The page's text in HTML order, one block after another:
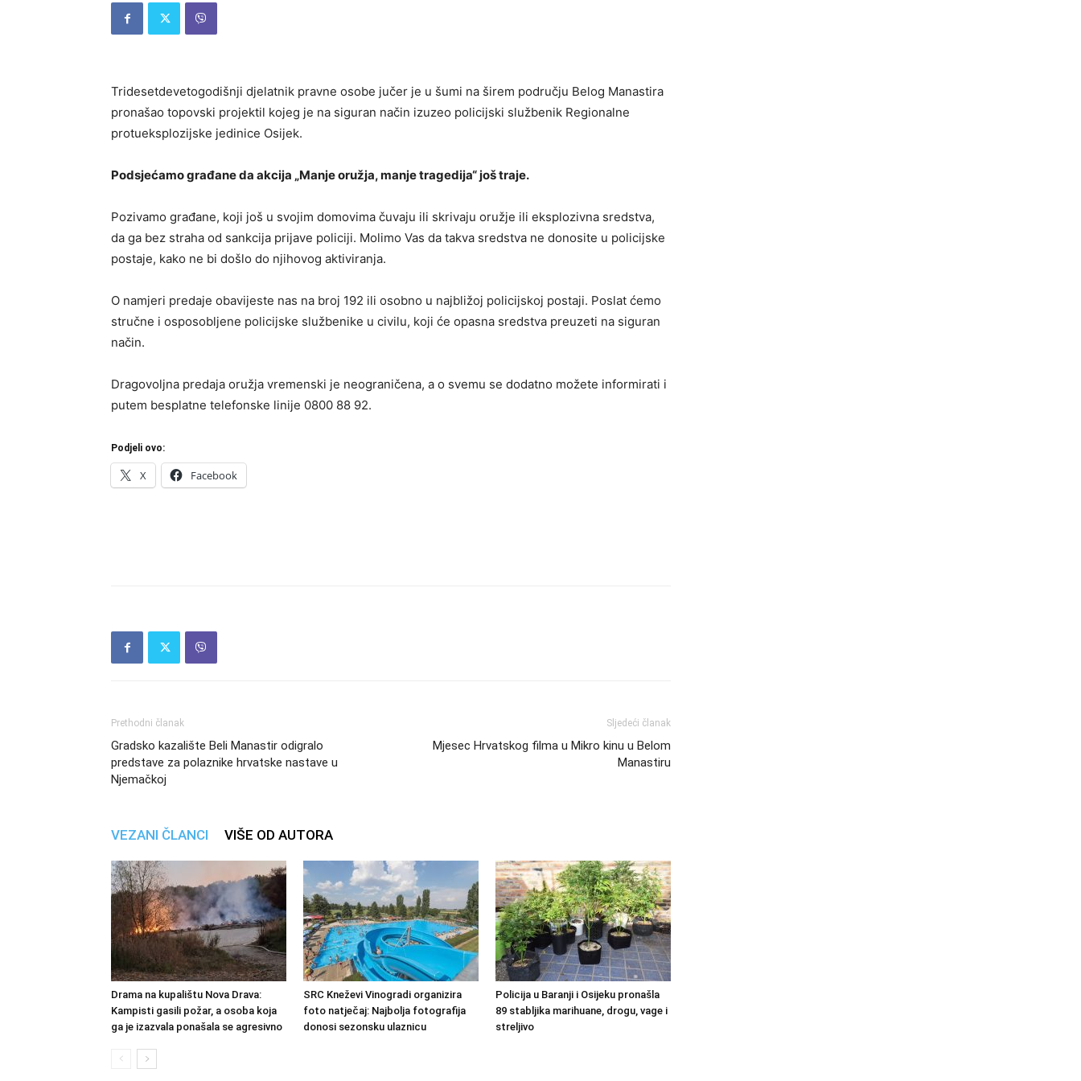
Tridesetdevetogodišnji djelatnik pravne osobe jučer je u šumi na širem području Belog Manastira
pronašao topovski projektil kojeg je na siguran način izuzeo policijski službenik Regionalne
protueksplozijske jedinice Osijek.
Podsjećamo građane da akcija „Manje oružja, manje tragedija“ još traje.
Pozivamo građane, koji još u svojim domovima čuvaju ili skrivaju oružje ili eksplozivna sredstva,
da ga bez straha od sankcija prijave policiji. Molimo Vas da takva sredstva ne donosite u policijske
postaje, kako ne bi došlo do njihovog aktiviranja.
O namjeri predaje obavijeste nas na broj 192 ili osobno u najbližoj policijskoj postaji. Poslat ćemo
stručne i osposobljene policijske službenike u civilu, koji će opasna sredstva preuzeti na siguran
način.
Dragovoljna predaja oružja vremenski je neograničena, a o svemu se dodatno možete informirati i
putem besplatne telefonske linije 0800 88 92.
Podjeli ovo:
X Facebook
Prethodni članak
Gradsko kazalište Beli Manastir odigralo
predstave za polaznike hrvatske nastave u
Njemačkoj
Sljedeći članak
Mjesec Hrvatskog filma u Mikro kinu u Belom
Manastiru
VEZANI ČLANCI VIŠE OD AUTORA
Drama na kupalištu Nova Drava:
Kampisti gasili požar, a osoba koja
ga je izazvala ponašala se agresivno
SRC Kneževi Vinogradi organizira
foto natječaj: Najbolja fotografija
donosi sezonsku ulaznicu
Policija u Baranji i Osijeku pronašla
89 stabljika marihuane, drogu, vage i
streljivo